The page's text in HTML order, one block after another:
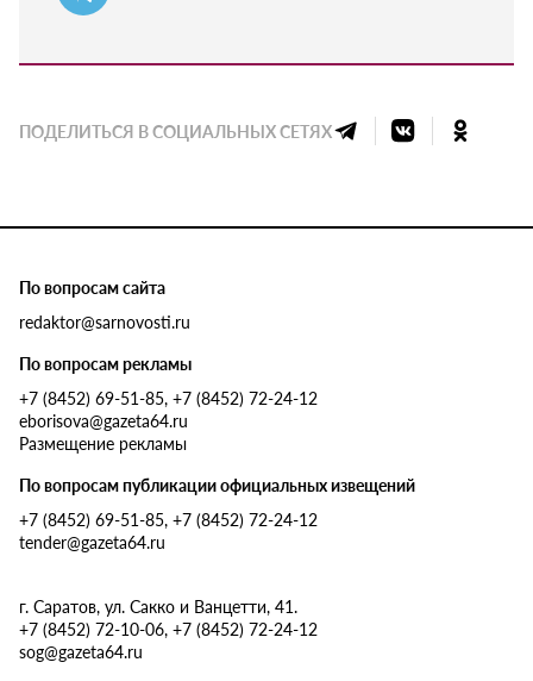
ПОДЕЛИТЬСЯ В СОЦИАЛЬНЫХ СЕТЯХ
По вопросам сайта
redaktor@sarnovosti.ru
По вопросам рекламы
+7 (8452) 69-51-85, +7 (8452) 72-24-12
eborisova@gazeta64.ru
Размещение рекламы
По вопросам публикации официальных извещений
+7 (8452) 69-51-85, +7 (8452) 72-24-12
tender@gazeta64.ru
г. Саратов, ул. Сакко и Ванцетти, 41.
+7 (8452) 72-10-06, +7 (8452) 72-24-12
sog@gazeta64.ru